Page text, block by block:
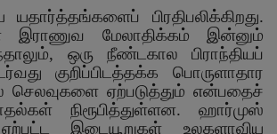
பிரதிபலிக்கிறது.
இராணுவ மேலாதிக்கம் இன்னும்
, ஒரு நீண்டகால பிராந்தியப்
குறிப்பிடத்தக்க பொருளாதார
செலவுகளை ஏற்படுத்தும் என்பதைச்
நிரூபித்துள்ளன. ஹார்முஸ்
ஏற்பட்ட இடையூறுகள் உலகளாவிய